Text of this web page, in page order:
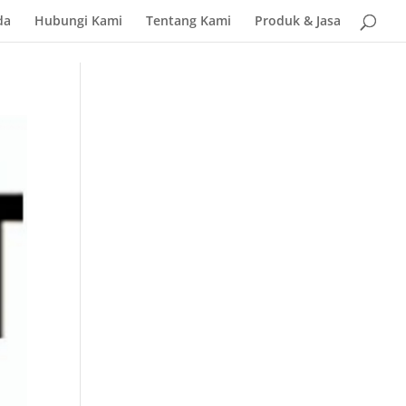
Hubungi Kami Tentang Kami Produk & Jasa